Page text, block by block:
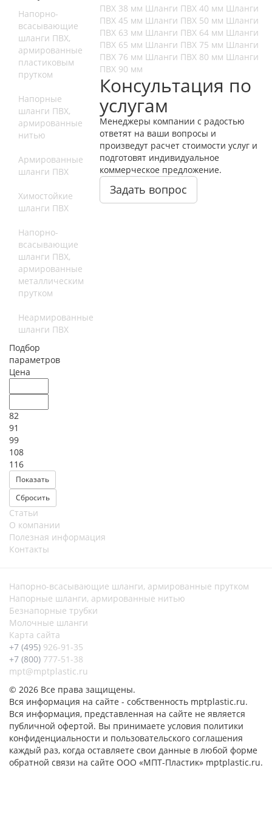
Напорно-
всасывающие
шланги ПВХ,
армированные
пластиковым
прутком
Напорные
шланги ПВХ,
армированные
нитью
Армированные
шланги ПВХ
Химостойкие
шланги ПВХ
Напорно-
всасывающие
шланги ПВХ,
армированные
металлическим
прутком
Неармированные
шланги ПВХ
Подбор
параметров
Цена
82
91
99
108
116
ПВХ 38 мм Шланги ПВХ 40 мм Шланги
ПВХ 45 мм Шланги ПВХ 50 мм Шланги
ПВХ 63 мм Шланги ПВХ 64 мм Шланги
ПВХ 65 мм Шланги ПВХ 75 мм Шланги
ПВХ 76 мм Шланги ПВХ 80 мм Шланги
ПВХ 90 мм
Консультация по
услугам
Менеджеры компании с радостью
ответят на ваши вопросы и
произведут расчет стоимости услуг и
подготовят индивидуальное
коммерческое предложение.
Задать вопрос
Статьи
О компании
Полезная информация
Контакты
Напорно-всасывающие шланги, армированные прутком
Напорные шланги, армированные нитью
Безнапорные трубки
Молочные шланги
Карта сайта
+7 (495) 926-91-35
+7 (800) 777-51-38
mpt@mptplastic.ru
© 2026 Все права защищены.
Вся информация на сайте - собственность mptplastic.ru.
Вся информация, представленная на сайте не является
публичной офертой. Вы принимаете условия политики
конфиденциальности и пользовательского соглашения
каждый раз, когда оставляете свои данные в любой форме
обратной связи на сайте ООО «МПТ-Пластик» mptplastic.ru.